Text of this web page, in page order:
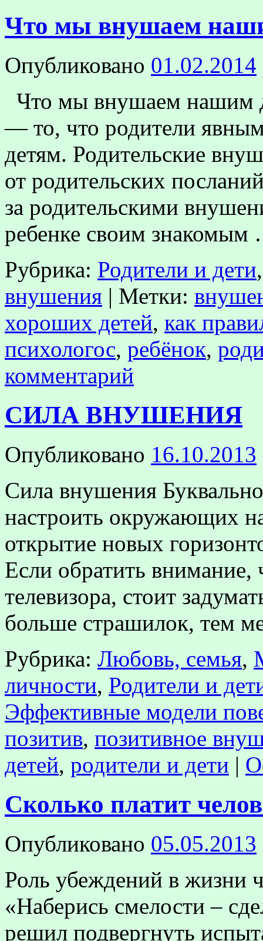
Что мы внушаем
Опубликовано 01.02.2014
Что мы внушаем нашим
— то, что родители
детям. Родительские
от родительских
за родительскими
ребенке своим
Рубрика: Родители и дети
внушения | Метки:
хороших детей, как
психологос, ребёнок,
комментарий
СИЛА ВНУШЕНИЯ
Опубликовано 16.10.2013
Сила внушения
настроить окружающих
открытие новых
Если обратить
телевизора, стоит
больше страшилок, тем
Рубрика: Любовь, семья,
личности, Родители и
Эффективные модели
позитив, позитивное
детей, родители и дети |
Сколько платит
Опубликовано 05.05.2013
Роль убеждений в жизни
«Наберись смелости –
решил подвергнуть